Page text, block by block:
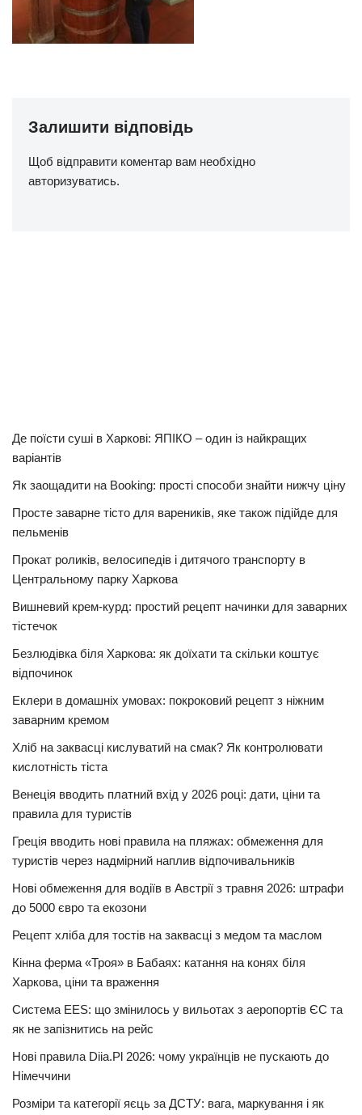
Залишити відповідь
Щоб відправити коментар вам необхідно
авторизуватись.
Де поїсти суші в Харкові: ЯПІКО – один із найкращих
варіантів
Як заощадити на Booking: прості способи знайти нижчу ціну
Просте заварне тісто для вареників, яке також підійде для
пельменів
Прокат роликів, велосипедів і дитячого транспорту в
Центральному парку Харкова
Вишневий крем-курд: простий рецепт начинки для заварних
тістечок
Безлюдівка біля Харкова: як доїхати та скільки коштує
відпочинок
Еклери в домашніх умовах: покроковий рецепт з ніжним
заварним кремом
Хліб на заквасці кислуватий на смак? Як контролювати
кислотність тіста
Венеція вводить платний вхід у 2026 році: дати, ціни та
правила для туристів
Греція вводить нові правила на пляжах: обмеження для
туристів через надмірний наплив відпочивальників
Нові обмеження для водіїв в Австрії з травня 2026: штрафи
до 5000 євро та екозони
Рецепт хліба для тостів на заквасці з медом та маслом
Кінна ферма «Троя» в Бабаях: катання на конях біля
Харкова, ціни та враження
Система EES: що змінилось у вильотах з аеропортів ЄС та
як не запізнитись на рейс
Нові правила Diia.Pl 2026: чому українців не пускають до
Німеччини
Розміри та категорії яєць за ДСТУ: вага, маркування і як